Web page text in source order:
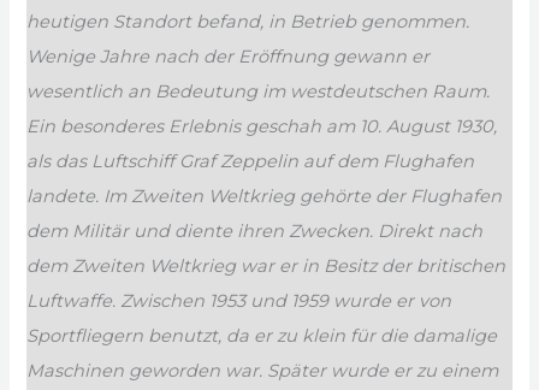
heutigen Standort befand, in Betrieb genommen.
Wenige Jahre nach der Eröffnung gewann er
wesentlich an Bedeutung im westdeutschen Raum.
Ein besonderes Erlebnis geschah am 10. August 1930,
als das Luftschiff Graf Zeppelin auf dem Flughafen
landete. Im Zweiten Weltkrieg gehörte der Flughafen
dem Militär und diente ihren Zwecken. Direkt nach
dem Zweiten Weltkrieg war er in Besitz der britischen
Luftwaffe. Zwischen 1953 und 1959 wurde er von
Sportfliegern benutzt, da er zu klein für die damalige
Maschinen geworden war. Später wurde er zu einem